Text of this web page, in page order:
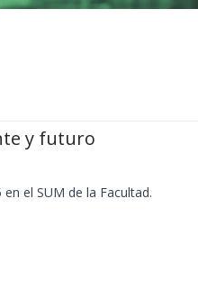
y futuro
el SUM de la Facultad.